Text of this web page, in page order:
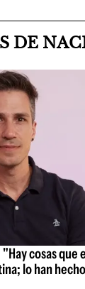
DE
cosas que
lo han